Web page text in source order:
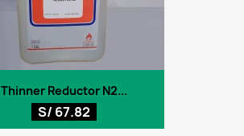
Thinner Reductor N2...
S/ 67.82